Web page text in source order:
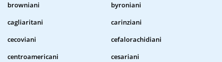
browniani
byroniani
cagliaritani
carinziani
cecoviani
cefalorachidiani
centroamericani
cesariani